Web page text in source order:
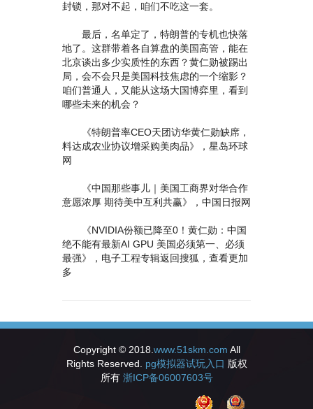
封锁，那对不起，咱们不吃这一套。
最后，名单定了，特朗普的专机也快落
地了。这群带着各自算盘的美国高管，能在
北京谈出多少实质性的东西？黄仁勋被踢出
局，会不会只是美国科技焦虑的一个缩影？
咱们普通人，又能从这场大国博弈里，看到
哪些未来的机会？
《特朗普率CEO天团访华黄仁勋缺席，
料达成农业协议增采购美肉品》，星岛环球
网
《中国那些事儿｜美国工商界对华合作
意愿浓厚 期待美中互利共赢》，中国日报网
《NVIDIA份额已降至0！黄仁勋：中国
绝不能有最新AI GPU 美国必须第一、必须
最强》，电子工程专辑返回搜狐，查看更加
多
Copyright © 2018. www.51skm.com All
Rights Reserved. pg模拟器试玩入口 版权
所有 浙ICP备06007603号